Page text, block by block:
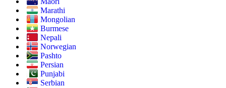
Marathi
Mongolian
Burmese
Nepali
Norwegian
Pashto
Persian
Punjabi
Serbian